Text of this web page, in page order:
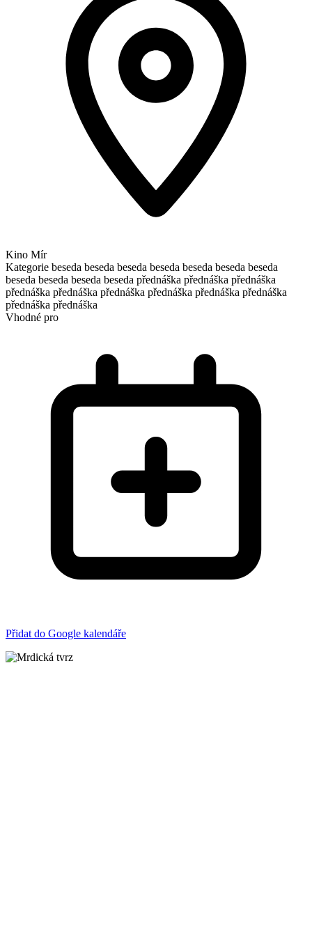
Kino Mír
Kategorie beseda beseda beseda beseda beseda beseda beseda
beseda beseda beseda beseda přednáška přednáška přednáška
přednáška přednáška přednáška přednáška přednáška přednáška
přednáška přednáška
Vhodné pro
Přidat do Google kalendáře